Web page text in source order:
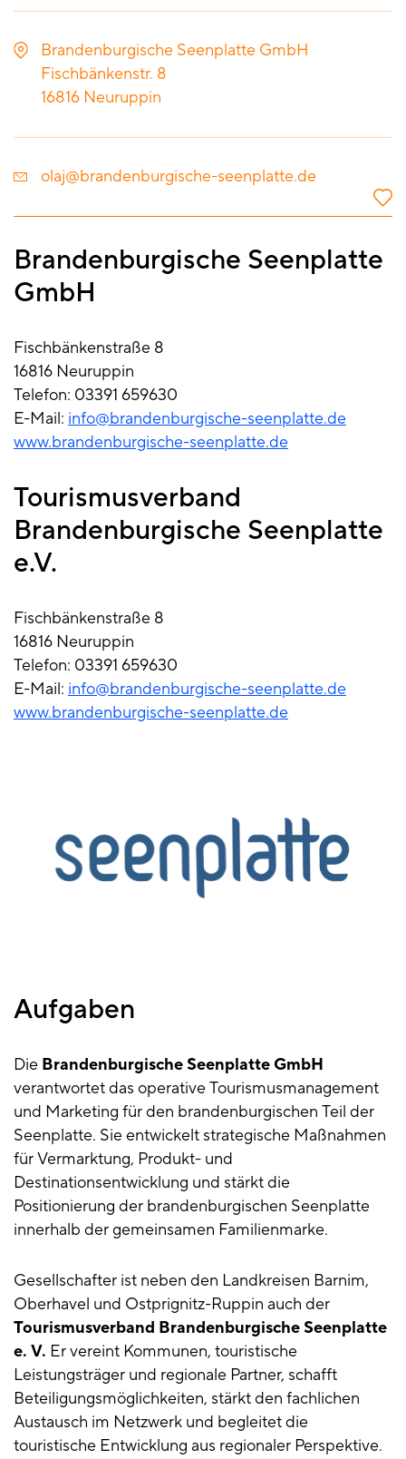
Brandenburgische Seenplatte GmbH
Fischbänkenstr. 8
16816 Neuruppin
olaj@brandenburgische-seenplatte.de
Brandenburgische Seenplatte
GmbH
Fischbänkenstraße 8
16816 Neuruppin
Telefon: 03391 659630
E-Mail: info@brandenburgische-seenplatte.de
www.brandenburgische-seenplatte.de
Tourismusverband
Brandenburgische Seenplatte
e.V.
Fischbänkenstraße 8
16816 Neuruppin
Telefon: 03391 659630
E-Mail: info@brandenburgische-seenplatte.de
www.brandenburgische-seenplatte.de
Aufgaben
Die Brandenburgische Seenplatte GmbH
verantwortet das operative Tourismusmanagement
und Marketing für den brandenburgischen Teil der
Seenplatte. Sie entwickelt strategische Maßnahmen
für Vermarktung, Produkt- und
Destinationsentwicklung und stärkt die
Positionierung der brandenburgischen Seenplatte
innerhalb der gemeinsamen Familienmarke.
Gesellschafter ist neben den Landkreisen Barnim,
Oberhavel und Ostprignitz-Ruppin auch der
Tourismusverband Brandenburgische Seenplatte
e. V. Er vereint Kommunen, touristische
Leistungsträger und regionale Partner, schafft
Beteiligungsmöglichkeiten, stärkt den fachlichen
Austausch im Netzwerk und begleitet die
touristische Entwicklung aus regionaler Perspektive.